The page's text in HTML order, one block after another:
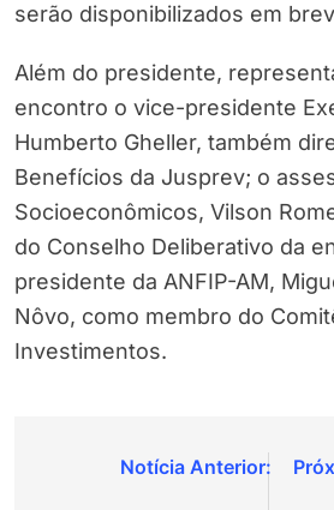
serão disponibilizados em
Além do presidente,
encontro o vice-presidente
Humberto Gheller, também
Benefícios da Jusprev; o
Socioeconômicos, Vilson
do Conselho Deliberativo da
presidente da ANFIP-AM,
Nôvo, como membro do
Investimentos.
Navegação